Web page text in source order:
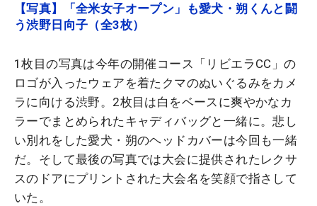
【写真】「全米女子オープン」も愛犬・朔くんと闘
う渋野日向子（全3枚）
1枚目の写真は今年の開催コース「リビエラCC」の
ロゴが入ったウェアを着たクマのぬいぐるみをカメ
ラに向ける渋野。2枚目は白をベースに爽やかなカ
ラーでまとめられたキャディバッグと一緒に。悲し
い別れをした愛犬・朔のヘッドカバーは今回も一緒
だ。そして最後の写真では大会に提供されたレクサ
スのドアにプリントされた大会名を笑顔で指さして
いた。